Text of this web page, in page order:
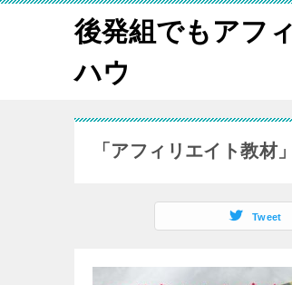
後発組でもアフ
ハウ
「アフィリエイト教材
Tweet